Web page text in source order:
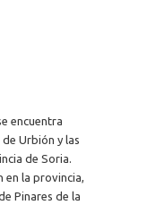
encuentra
Urbión y las
de Soria.
en la provincia,
Pinares de la